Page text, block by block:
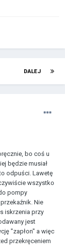
DALEJ
bo coś u
będzie musiał
odpuści. Lawetę
wszystko
pompy
Nie
iskrzenia przy
jest
"zapłon" a więc
przekręceniem